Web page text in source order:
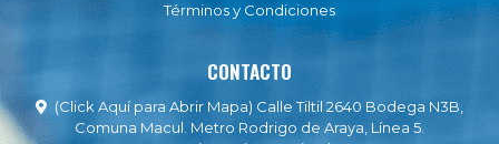
Términos y Condiciones
CONTACTO
(Click Aquí para Abrir Mapa) Calle Tiltil 2640 Bodega N3B,
Comuna Macul. Metro Rodrigo de Araya, Línea 5.